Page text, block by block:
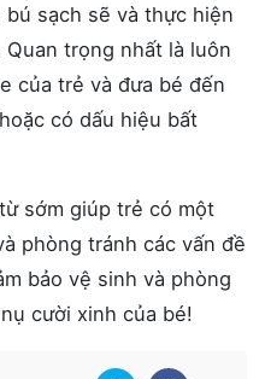
sạch sẽ và thực hiện
trọng nhất là luôn
của trẻ và đưa bé đến
có dấu hiệu bất
sớm giúp trẻ có một
phòng tránh các vấn đề
bảo vệ sinh và phòng
cười xinh của bé!